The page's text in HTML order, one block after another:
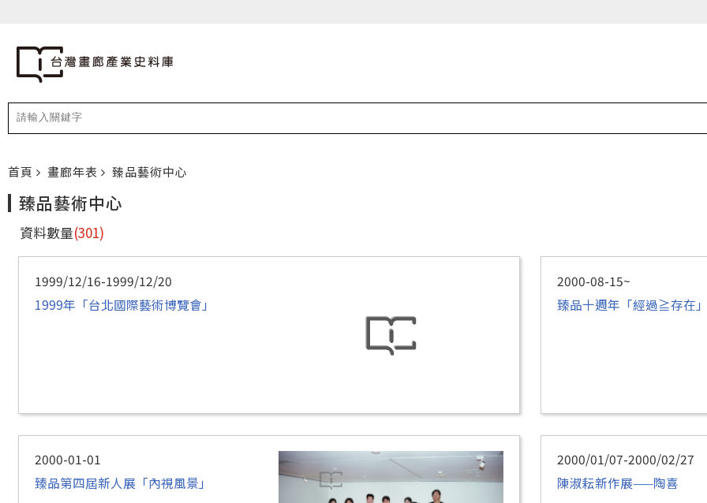
首頁 畫廊年表 臻品藝術中心
臻品藝術中心
資料數量(301)
1999/12/16-1999/12/20
1999年「台北國際藝術博覽會」
2000-08-15~
臻品十週年「經過≧存在
2000-01-01
臻品第四屆新人展「內視風景」
2000/01/07-2000/02/27
陳淑耘新作展——陶喜